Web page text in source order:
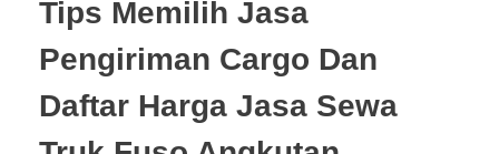
Tips Memilih Jasa
Pengiriman Cargo Dan
Daftar Harga Jasa Sewa